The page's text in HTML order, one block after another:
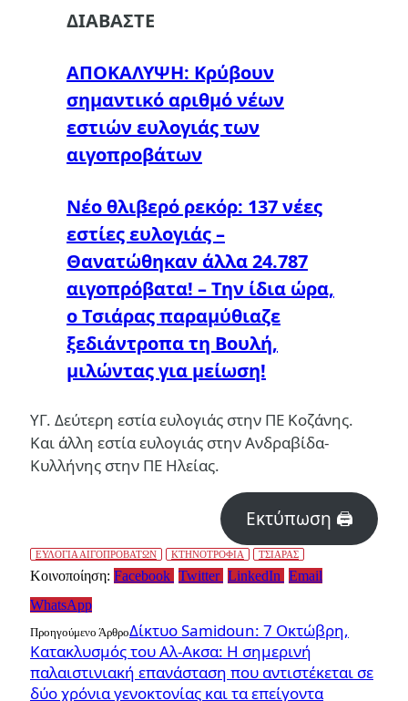
ΔΙΑΒΑΣΤΕ
ΑΠΟΚΑΛΥΨΗ: Κρύβουν
σημαντικό αριθμό νέων
εστιών ευλογιάς των
αιγοπροβάτων
Nέο θλιβερό ρεκόρ: 137 νέες
εστίες ευλογιάς –
Θανατώθηκαν άλλα 24.787
αιγοπρόβατα! – Την ίδια ώρα,
ο Τσιάρας παραμύθιαζε
ξεδιάντροπα τη Βουλή,
μιλώντας για μείωση!
ΥΓ. Δεύτερη εστία ευλογιάς στην ΠΕ Κοζάνης.
Και άλλη εστία ευλογιάς στην Ανδραβίδα-
Κυλλήνης στην ΠΕ Ηλείας.
Εκτύπωση 🖨
ΕΥΛΟΓΙΑ ΑΙΓΟΠΡΟΒΑΤΩΝ ΚΤΗΝΟΤΡΟΦΙΑ ΤΣΙΑΡΑΣ
Κοινοποίηση: Facebook Twitter LinkedIn Email
WhatsApp
Προηγούμενο ΆρθροΔίκτυο Samidoun: 7 Οκτώβρη,
Κατακλυσμός του Αλ-Ακσα: Η σημερινή
παλαιστινιακή επανάσταση που αντιστέκεται σε
δύο χρόνια γενοκτονίας και τα επείγοντα